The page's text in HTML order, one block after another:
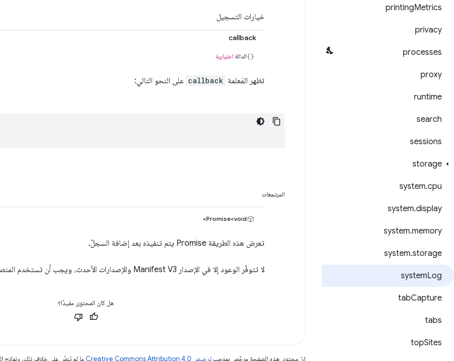
printingMetrics
privacy
processes
proxy
runtime
search
sessions
storage
system.cpu
system.display
system.memory
system.storage
systemLog
tabCapture
tabs
topSites
خيارات التسجيل
callback
الدالة اختيارية
تظهر المَعلمة callback على النحو التالي:
المرتجعات
Promise<void>
تعرض هذه الطريقة Promise يتم تنفيذه بعد إضافة السجلّ.
لا تتوفّر الوعود إلا في الإصدار Manifest V3 والإصدارات الأحدث، ويجب أن تستخدم المنصات الأخرى عمليات رد الاتصال.
هل كان المحتوى مفيدًا؟
إنّ محتوى هذه الصفحة مرخّص بموجبترخيص Creative Commons Attribution 4.0‏ ما لم يُنصّ على خلاف ذلك،